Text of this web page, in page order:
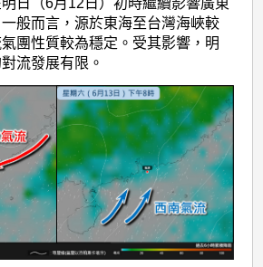
般而言，源於東海至台灣海峽較
團性質較為穩定。受其影響，明
流發展有限。